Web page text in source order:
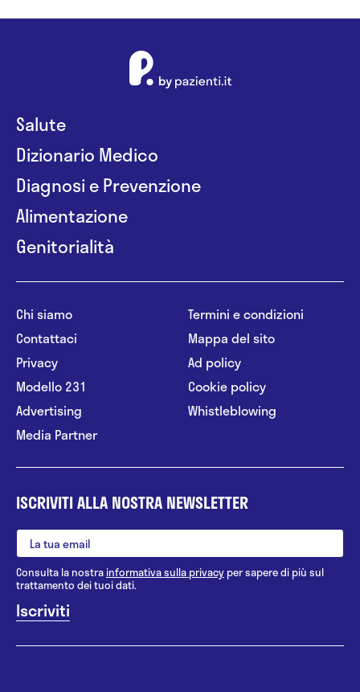
Salute
Dizionario Medico
Diagnosi e Prevenzione
Alimentazione
Genitorialità
Chi siamo
Contattaci
Privacy
Modello 231
Advertising
Media Partner
Termini e condizioni
Mappa del sito
Ad policy
Cookie policy
Whistleblowing
ISCRIVITI ALLA NOSTRA NEWSLETTER
Consulta la nostrainformativa sulla privacy per sapere di più sul
trattamento dei tuoi dati.